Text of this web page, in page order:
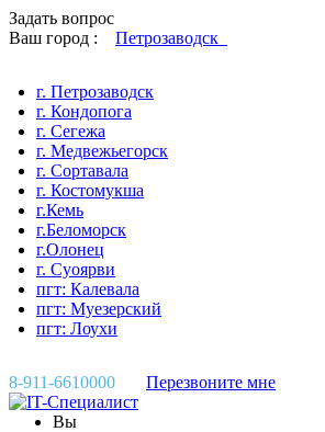
Задать вопрос
Ваш город :
Петрозаводск
г. Петрозаводск
г. Кондопога
г. Сегежа
г. Медвежьегорск
г. Сортавала
г. Костомукша
г.Кемь
г.Беломорск
г.Олонец
г. Суоярви
пгт: Калевала
пгт: Муезерский
пгт: Лоухи
8-911-6610000 Перезвоните мне
Вы